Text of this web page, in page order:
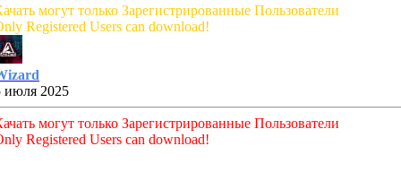
могут только Зарегистрированные Пользователи
Registered Users can download!
июля 2025
могут только Зарегистрированные Пользователи
Registered Users can download!